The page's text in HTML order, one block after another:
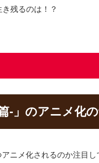
残るのは！？
-」のアニメ化
ニメ化されるのか注目し